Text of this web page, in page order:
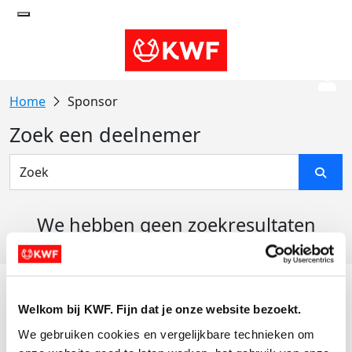
Welkom bij KWF. Fijn dat je onze website bezoekt.
We gebruiken cookies en vergelijkbare technieken om
Sponsor
Zoek een deelnemer
We hebben geen zoekresultaten
Actiematerialen
Evenementen